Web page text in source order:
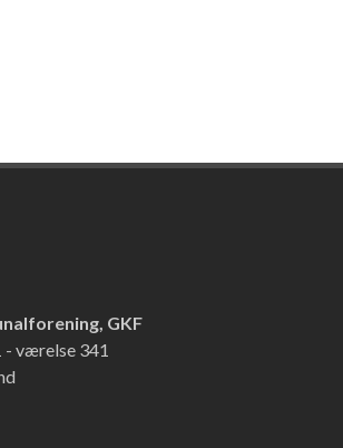
GKF
værelse 341